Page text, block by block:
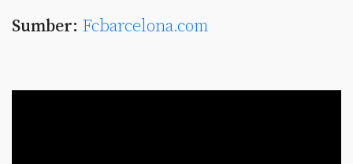
Sumber: Fcbarcelona.com